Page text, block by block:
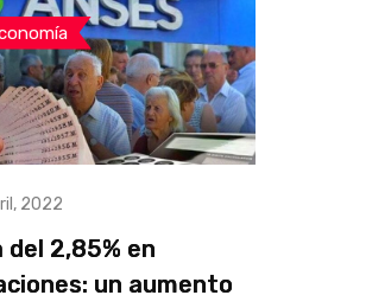
2022
del 2,85% en
un aumento